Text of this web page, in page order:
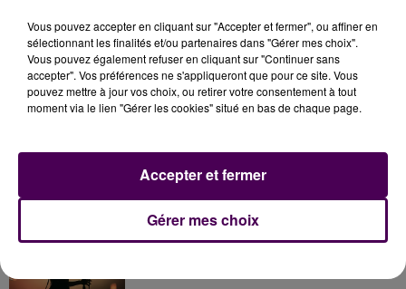
À LA UNE
11 juillet 2026
Inscrivez-vous au casting The Voice & The Voice
Vous pouvez accepter en cliquant sur "Accepter et fermer", ou affiner en
sélectionnant les finalités et/ou partenaires dans "Gérer mes choix".
Vous pouvez également refuser en cliquant sur "Continuer sans
accepter". Vos préférences ne s'appliqueront que pour ce site. Vous
pouvez mettre à jour vos choix, ou retirer votre consentement à tout
moment via le lien "Gérer les cookies" situé en bas de chaque page.
Gérer mes choix
Accepter et fermer